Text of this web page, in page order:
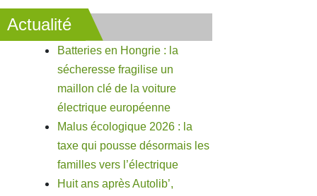
Actualité
Batteries en Hongrie : la
sécheresse fragilise un
maillon clé de la voiture
électrique européenne
Malus écologique 2026 : la
taxe qui pousse désormais les
familles vers l’électrique
Huit ans après Autolib’,